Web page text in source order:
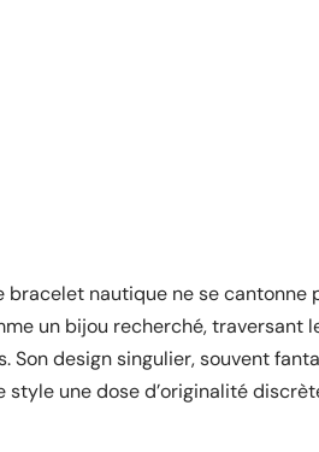
nautique ne se cantonne
un bijou recherché,
Son design singulier, souvent
une dose d’originalité